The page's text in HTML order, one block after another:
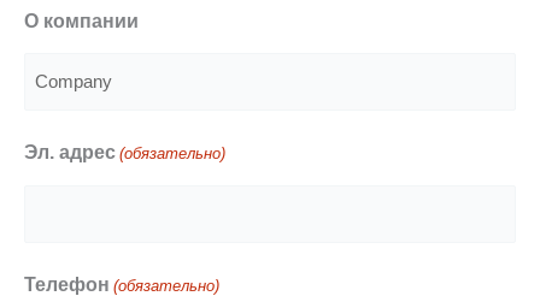
O компании
Эл. адрес (обязательно)
Телефон (обязательно)